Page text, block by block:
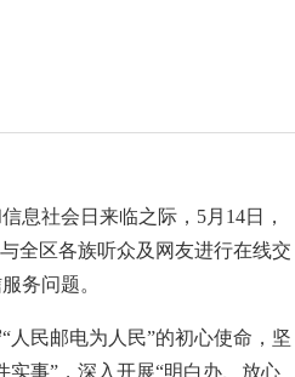
息社会日来临之际，5月14日，
全区各族听众及网友进行在线交
务问题。
人民邮电为人民”的初心使命，坚
事”，深入开展“明白办、放心